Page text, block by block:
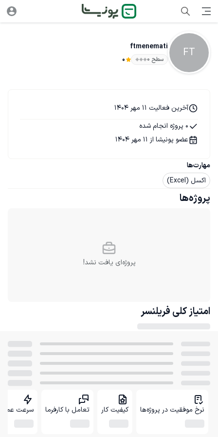
FT
ftmenemati
سطح ۰ 0
مهارت‌ها
اکسل (Excel)
آخرین فعالیت 11 مهر 1404
0 پروژه انجام شده
عضو پونیشا از 11 مهر 1404
پروژه‌ها
پروژه‌ای یافت نشد!
امتیاز کلی فریلنسر
نرخ موفقیت در پروژه‌ها کیفیت کار تعامل با کارفرما سرعت عمل